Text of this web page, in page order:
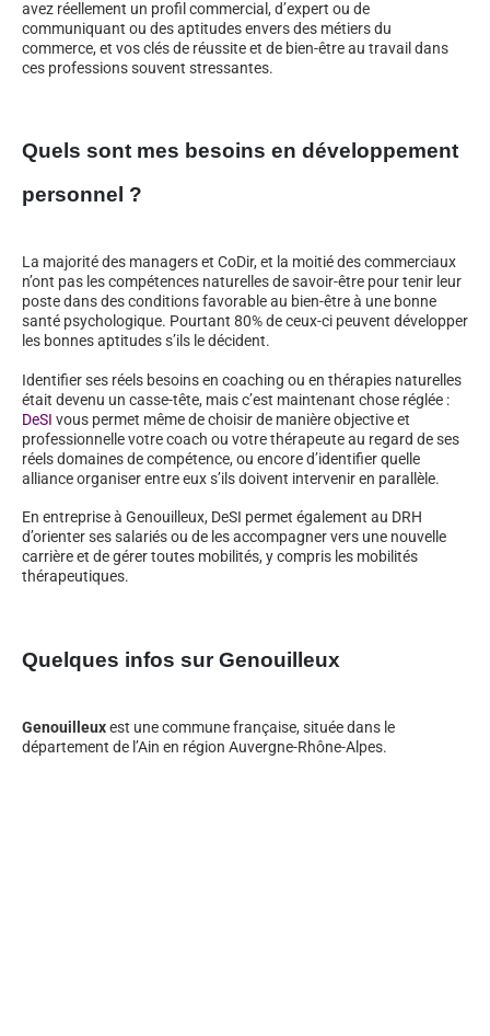
avez réellement un profil commercial, d’expert ou de
communiquant ou des aptitudes envers des métiers du
commerce, et vos clés de réussite et de bien-être au travail dans
ces professions souvent stressantes.
Quels sont mes besoins en développement
personnel ?
La majorité des managers et CoDir, et la moitié des commerciaux
n’ont pas les compétences naturelles de savoir-être pour tenir leur
poste dans des conditions favorable au bien-être à une bonne
santé psychologique. Pourtant 80% de ceux-ci peuvent développer
les bonnes aptitudes s’ils le décident.
Identifier ses réels besoins en coaching ou en thérapies naturelles
était devenu un casse-tête, mais c’est maintenant chose réglée :
DeSI vous permet même de choisir de manière objective et
professionnelle votre coach ou votre thérapeute au regard de ses
réels domaines de compétence, ou encore d’identifier quelle
alliance organiser entre eux s’ils doivent intervenir en parallèle.
En entreprise à Genouilleux, DeSI permet également au DRH
d’orienter ses salariés ou de les accompagner vers une nouvelle
carrière et de gérer toutes mobilités, y compris les mobilités
thérapeutiques.
Quelques infos sur Genouilleux
Genouilleuxest une commune française, située dans le
département de l’Ain en région Auvergne-Rhône-Alpes.